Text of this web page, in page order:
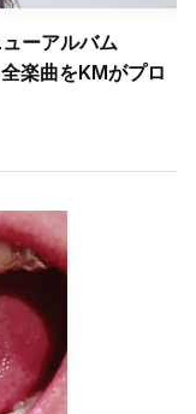
ーアルバム
楽曲をKMがプロ